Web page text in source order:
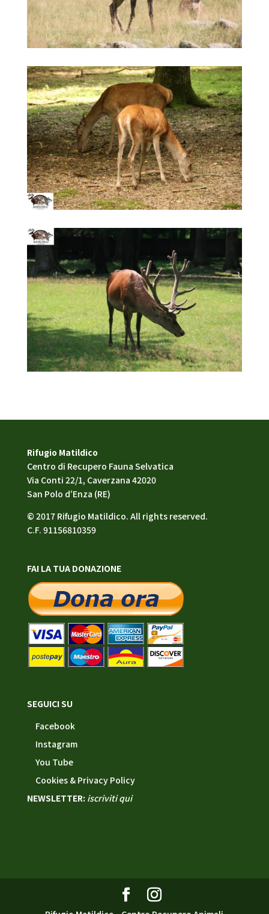
Rifugio Matildico
Centro di Recupero Fauna Selvatica
Via Conti 22/1, Caverzana 42020
San Polo d’Enza (RE)
© 2017 Rifugio Matildico. All rights reserved.
C.F. 91156810359
FAI LA TUA DONAZIONE
SEGUICI SU
Facebook
Instagram
You Tube
Cookies & Privacy Policy
NEWSLETTER: iscriviti qui